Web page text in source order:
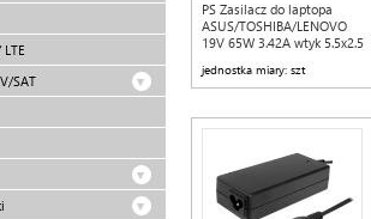
SAT
PS Zasilacz do laptopa
ASUS/TOSHIBA/LENOVO
19V 65W 3.42A wtyk 5.5x2.5
jednostka miary: szt